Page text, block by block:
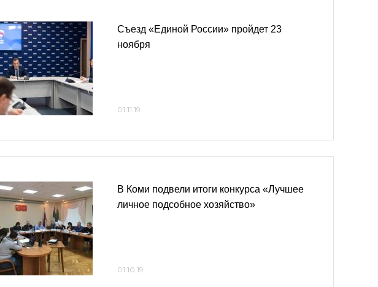
Съезд «Единой России» пройдет 23
ноября
01.11.19
В Коми подвели итоги конкурса «Лучшее
личное подсобное хозяйство»
01.10.19